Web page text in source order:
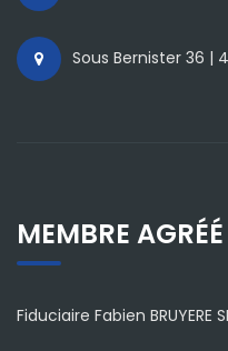
Sous Bernister 36 |
MEMBRE
Fiduciaire Fabien BRUYERE